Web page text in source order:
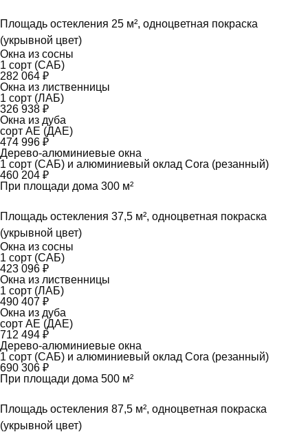
Площадь остекления 25 м², одноцветная покраска
(укрывной цвет)
Окна из сосны
1 сорт (САБ)
282 064 ₽
Окна из лиственницы
1 сорт (ЛАБ)
326 938 ₽
Окна из дуба
сорт АЕ (ДАЕ)
474 996 ₽
Дерево-алюминиевые окна
1 сорт (САБ) и алюминиевый оклад Cora (резанный)
460 204 ₽
При площади дома 300 м²
Площадь остекления 37,5 м², одноцветная покраска
(укрывной цвет)
Окна из сосны
1 сорт (САБ)
423 096 ₽
Окна из лиственницы
1 сорт (ЛАБ)
490 407 ₽
Окна из дуба
сорт АЕ (ДАЕ)
712 494 ₽
Дерево-алюминиевые окна
1 сорт (САБ) и алюминиевый оклад Cora (резанный)
690 306 ₽
При площади дома 500 м²
Площадь остекления 87,5 м², одноцветная покраска
(укрывной цвет)